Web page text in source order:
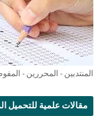
المنتدبين - المحررين -
مقالات علمية للتحميل المباشر 10.000+ مقال